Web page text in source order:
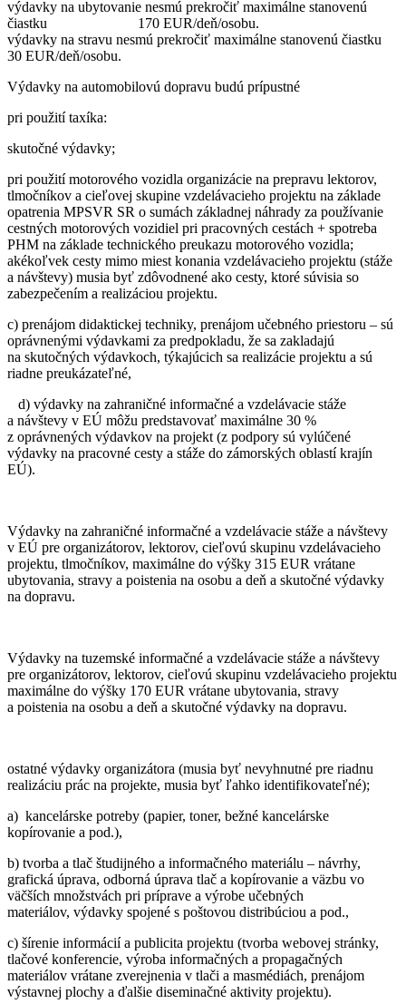
výdavky na ubytovanie nesmú prekročiť maximálne stanovenú
čiastku 170 EUR/deň/osobu.
výdavky na stravu nesmú prekročiť maximálne stanovenú čiastku
30 EUR/deň/osobu.
Výdavky na automobilovú dopravu budú prípustné
pri použití taxíka:
skutočné výdavky;
pri použití motorového vozidla organizácie na prepravu lektorov,
tlmočníkov a cieľovej skupine vzdelávacieho projektu na základe
opatrenia MPSVR SR o sumách základnej náhrady za používanie
cestných motorových vozidiel pri pracovných cestách + spotreba
PHM na základe technického preukazu motorového vozidla;
akékoľvek cesty mimo miest konania vzdelávacieho projektu (stáže
a návštevy) musia byť zdôvodnené ako cesty, ktoré súvisia so
zabezpečením a realizáciou projektu.
c) prenájom didaktickej techniky, prenájom učebného priestoru – sú
oprávnenými výdavkami za predpokladu, že sa zakladajú
na skutočných výdavkoch, týkajúcich sa realizácie projektu a sú
riadne preukázateľné,
d) výdavky na zahraničné informačné a vzdelávacie stáže
a návštevy v EÚ môžu predstavovať maximálne 30 %
z oprávnených výdavkov na projekt (z podpory sú vylúčené
výdavky na pracovné cesty a stáže do zámorských oblastí krajín
EÚ).
Výdavky na zahraničné informačné a vzdelávacie stáže a návštevy
v EÚ pre organizátorov, lektorov, cieľovú skupinu vzdelávacieho
projektu, tlmočníkov, maximálne do výšky 315 EUR vrátane
ubytovania, stravy a poistenia na osobu a deň a skutočné výdavky
na dopravu.
Výdavky na tuzemské informačné a vzdelávacie stáže a návštevy
pre organizátorov, lektorov, cieľovú skupinu vzdelávacieho projektu
maximálne do výšky 170 EUR vrátane ubytovania, stravy
a poistenia na osobu a deň a skutočné výdavky na dopravu.
ostatné výdavky organizátora (musia byť nevyhnutné pre riadnu
realizáciu prác na projekte, musia byť ľahko identifikovateľné);
a) kancelárske potreby (papier, toner, bežné kancelárske
kopírovanie a pod.),
b) tvorba a tlač študijného a informačného materiálu – návrhy,
grafická úprava, odborná úprava tlač a kopírovanie a väzbu vo
väčších množstvách pri príprave a výrobe učebných
materiálov, výdavky spojené s poštovou distribúciou a pod.,
c) šírenie informácií a publicita projektu (tvorba webovej stránky,
tlačové konferencie, výroba informačných a propagačných
materiálov vrátane zverejnenia v tlači a masmédiách, prenájom
výstavnej plochy a ďalšie diseminačné aktivity projektu).